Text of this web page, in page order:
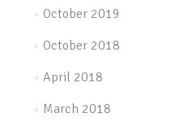
October 2019
October 2018
April 2018
March 2018